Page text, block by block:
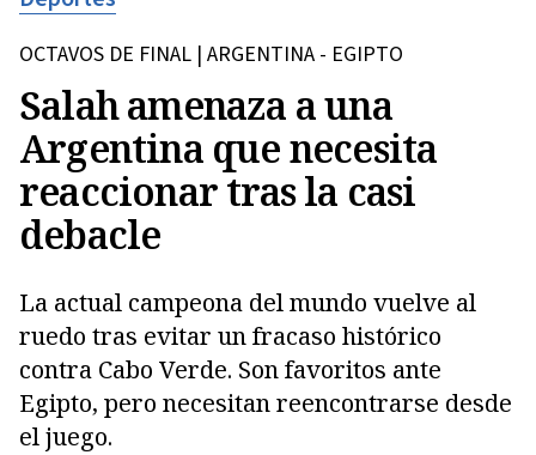
OCTAVOS DE FINAL | ARGENTINA - EGIPTO
Salah amenaza a una
Argentina que necesita
reaccionar tras la casi
debacle
La actual campeona del mundo vuelve al
ruedo tras evitar un fracaso histórico
contra Cabo Verde. Son favoritos ante
Egipto, pero necesitan reencontrarse desde
el juego.